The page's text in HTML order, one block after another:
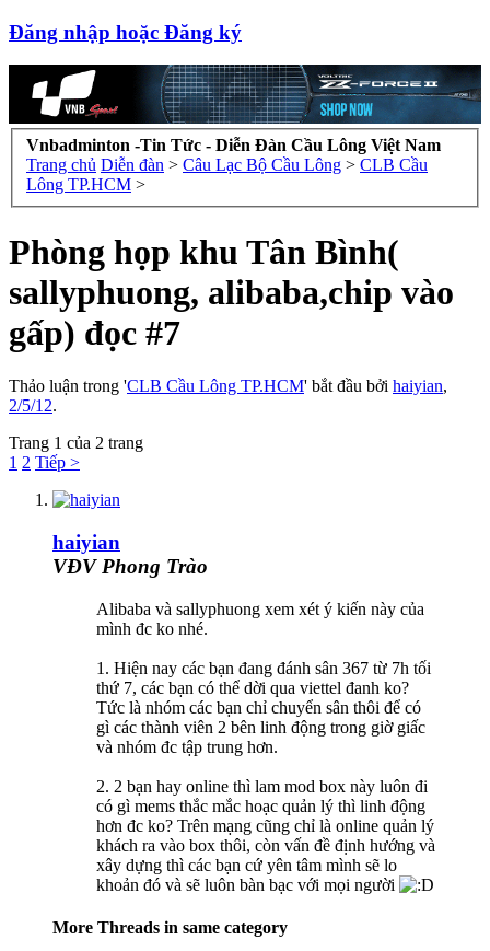
Đăng nhập hoặc Đăng ký
Vnbadminton -Tin Tức - Diễn Đàn Cầu Lông Việt Nam
Trang chủ Diễn đàn > Câu Lạc Bộ Cầu Lông > CLB Cầu
Lông TP.HCM >
Phòng họp khu Tân Bình(
sallyphuong, alibaba,chip vào
gấp) đọc #7
Thảo luận trong 'CLB Cầu Lông TP.HCM' bắt đầu bởi haiyian,
2/5/12.
Trang 1 của 2 trang
1 2 Tiếp >
haiyian
VĐV Phong Trào
Alibaba và sallyphuong xem xét ý kiến này của
mình đc ko nhé.
1. Hiện nay các bạn đang đánh sân 367 từ 7h tối
thứ 7, các bạn có thể dời qua viettel đanh ko?
Tức là nhóm các bạn chỉ chuyển sân thôi để có
gì các thành viên 2 bên linh động trong giờ giấc
và nhóm đc tập trung hơn.
2. 2 bạn hay online thì lam mod box này luôn đi
có gì mems thắc mắc hoạc quản lý thì linh động
hơn đc ko? Trên mạng cũng chỉ là online quản lý
khách ra vào box thôi, còn vấn đề định hướng và
xây dựng thì các bạn cứ yên tâm mình sẽ lo
khoản đó và sẽ luôn bàn bạc với mọi người
More Threads in same category